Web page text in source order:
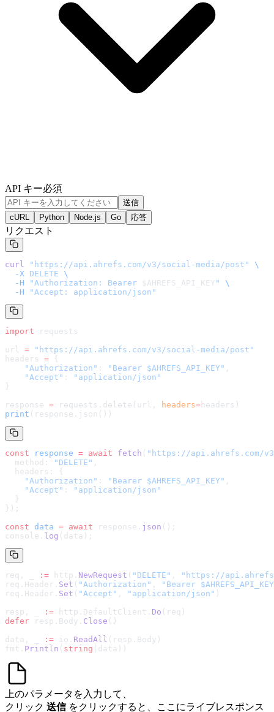
API キー必須
送信
cURL
Python Node.js Go 応答
リクエスト
curl " https://api.ahrefs.com/v3/social-media/post "
\
  -X
DELETE \
  -H
"Authorization: Bearer $AHREFS_API_KEY "
\
  -H
"Accept: application/json"
import requests
url = " https://api.ahrefs.com/v3/social-media/post "
headers = {
    "Authorization"
: "Bearer $AHREFS_API_KEY" ,
    "Accept"
:
"application/json"
}
response = requests.delete(url, headers= headers )
print (response.json())
const response = await fetch ( " https://api.ahrefs.com/
  method:
"DELETE" ,
  headers: {
    "Authorization"
: "Bearer $AHREFS_API_KEY" ,
    "Accept"
:
"application/json"
  }
});
const data = await response. json ();
console. log (data);
req, _ := http. NewRequest ( "DELETE" , " https://
req.Header. Set ( "Authorization" ,
"Bearer
req.Header. Set ( "Accept" , "application/json" )
resp, _
:= http.DefaultClient. Do (req)
defer resp.Body. Close ()
data, _
:= io. ReadAll (resp.Body)
fmt. Println ( string (data))
上のパラメータを入力して、
クリック 送信 をクリックすると、ここにライブレスポンス